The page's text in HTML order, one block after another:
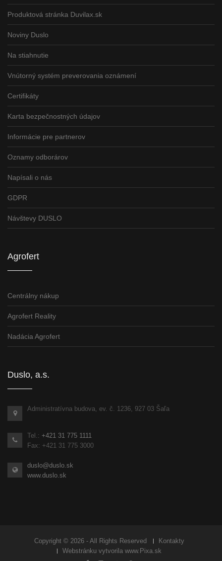
Produktová stránka Duvilax.sk
Noviny Duslo
Na stiahnutie
Vnútorný systém preverovania oznámení
Certifikáty
Karta bezpečnostných údajov
Informácie pre partnerov
Oznamy odborárov
Napísali o nás
GDPR
Návštevy DUSLO
Agrofert
Centrálny nákup
Agrofert Reality
Nadácia Agrofert
Duslo, a.s.
Administratívna budova, ev. č. 1236, 927 03 Šaľa
Tel.: +421 31 775 1111
Fax: +421 31 775 3000
duslo@duslo.sk
www.duslo.sk
Copyright © 2026 - All Rights Reserved
Kontakty
Webstránku vytvorila www.Pixa.sk